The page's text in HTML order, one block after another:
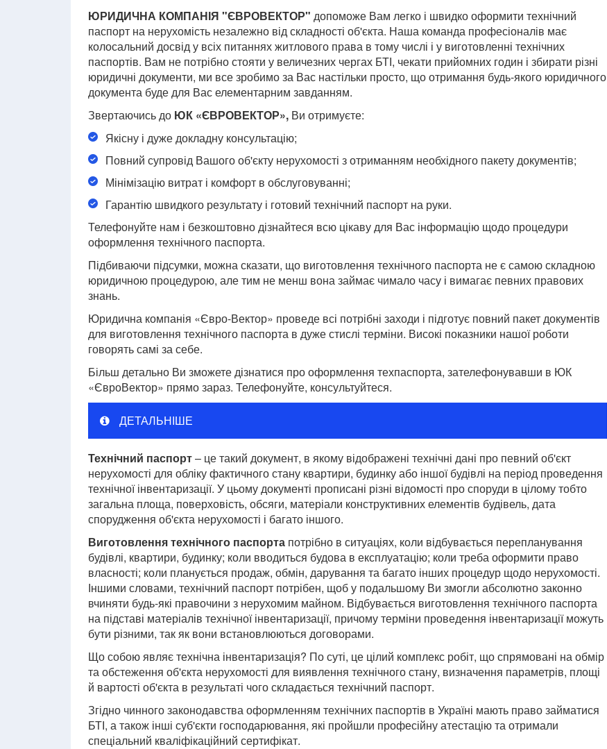
ЮРИДИЧНА КОМПАНІЯ "ЄВРОВЕКТОР" допоможе Вам легко і швидко оформити технічний
паспорт на нерухомість незалежно від складності об'єкта. Наша команда професіоналів має
колосальний досвід у всіх питаннях житлового права в тому числі і у виготовленні технічних
паспортів. Вам не потрібно стояти у величезних чергах БТІ, чекати прийомних годин і збирати різні
юридичні документи, ми все зробимо за Вас настільки просто, що отримання будь-якого юридичного
документа буде для Вас елементарним завданням.
Звертаючись до ЮК «ЄВРОВЕКТОР», Ви отримуєте:
Якісну і дуже докладну консультацію;
Повний супровід Вашого об'єкту нерухомості з отриманням необхідного пакету документів;
Мінімізацію витрат і комфорт в обслуговуванні;
Гарантію швидкого результату і готовий технічний паспорт на руки.
Телефонуйте нам і безкоштовно дізнайтеся всю цікаву для Вас інформацію щодо процедури
оформлення технічного паспорта.
Підбиваючи підсумки, можна сказати, що виготовлення технічного паспорта не є самою складною
юридичною процедурою, але тим не менш вона займає чимало часу і вимагає певних правових
знань.
Юридична компанія «Євро-Вектор» проведе всі потрібні заходи і підготує повний пакет документів
для виготовлення технічного паспорта в дуже стислі терміни. Високі показники нашої роботи
говорять самі за себе.
Більш детально Ви зможете дізнатися про оформлення техпаспорта, зателефонувавши в ЮК
«ЄвроВектор» прямо зараз. Телефонуйте, консультуйтеся.
ДЕТАЛЬНІШЕ
Технічний паспорт– це такий документ, в якому відображені технічні дані про певний об'єкт
нерухомості для обліку фактичного стану квартири, будинку або іншої будівлі на період проведення
технічної інвентаризації. У цьому документі прописані різні відомості про споруди в цілому тобто
загальна площа, поверховість, обсяги, матеріали конструктивних елементів будівель, дата
спорудження об'єкта нерухомості і багато іншого.
Виготовлення технічного паспорта потрібно в ситуаціях, коли відбувається перепланування
будівлі, квартири, будинку; коли вводиться будова в експлуатацію; коли треба оформити право
власності; коли планується продаж, обмін, дарування та багато інших процедур щодо нерухомості.
Іншими словами, технічний паспорт потрібен, щоб у подальшому Ви змогли абсолютно законно
вчиняти будь-які правочини з нерухомим майном. Відбувається виготовлення технічного паспорта
на підставі матеріалів технічної інвентаризації, причому терміни проведення інвентаризації можуть
бути різними, так як вони встановлюються договорами.
Що собою являє технічна інвентаризація? По суті, це цілий комплекс робіт, що спрямовані на обмір
та обстеження об'єкта нерухомості для виявлення технічного стану, визначення параметрів, площі
й вартості об'єкта в результаті чого складається технічний паспорт.
Згідно чинного законодавства оформленням технічних паспортів в Україні мають право займатися
БТІ, а також інші суб'єкти господарювання, які пройшли професійну атестацію та отримали
спеціальний кваліфікаційний сертифікат.